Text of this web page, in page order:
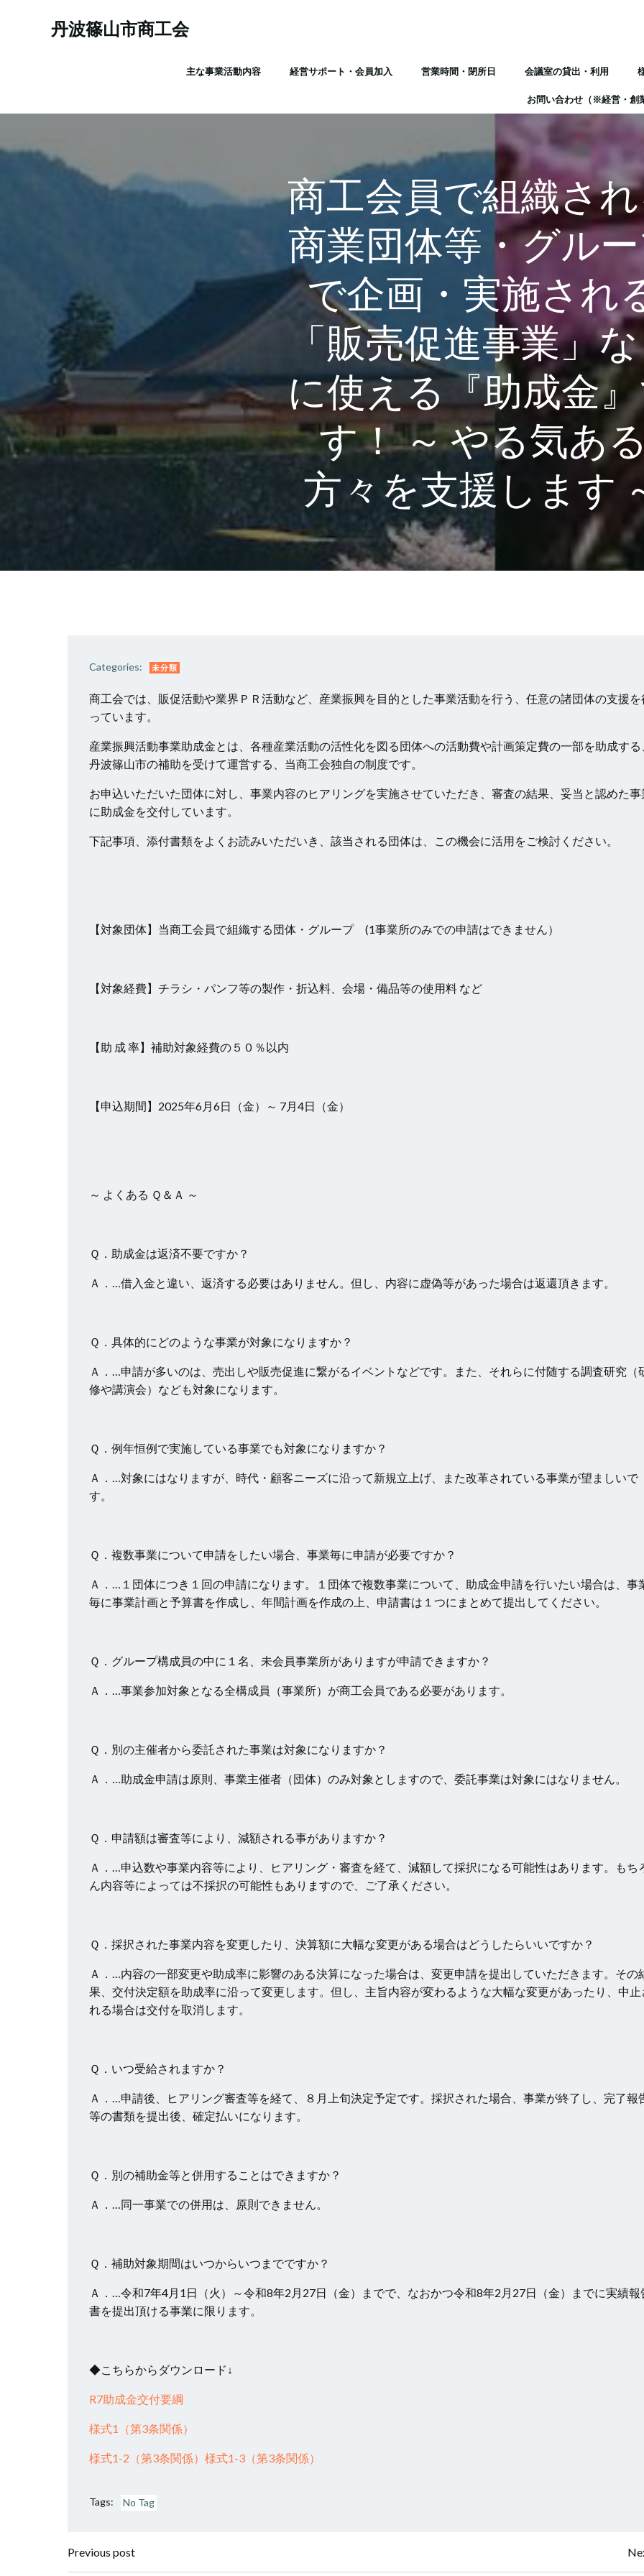
ス
ッ
丹波篠山市商工会
主な事業活動内容 経営サポート・会員加入 営業時間・閉所日 会議室の貸出・利用
お問い合わせ（※経営・創
商工会員で組織さ
商業団体等・グル
で企画・実施され
「販売促進事業」
に使える『助成金
す！ ～ やる気あ
方々を支援します
Categories: 未分類
商工会では、販促活動や業界ＰＲ活動など、産業振興を目的とした事業活動を行う、任意の諸団体の支援を
っています。
産業振興活動事業助成金とは、各種産業活動の活性化を図る団体への活動費や計画策定費の一部を助成する
丹波篠山市の補助を受けて運営する、当商工会独自の制度です。
お申込いただいた団体に対し、事業内容のヒアリングを実施させていただき、審査の結果、妥当と認めた事
に助成金を交付しています。
下記事項、添付書類をよくお読みいただいき、該当される団体は、この機会に活用をご検討ください。
【対象団体】当商工会員で組織する団体・グループ (1事業所のみでの申請はできません）
【対象経費】チラシ・パンフ等の製作・折込料、会場・備品等の使用料 など
【助 成 率】補助対象経費の５０％以内
【申込期間】2025年6月6日（金）～ 7月4日（金）
～ よくある Ｑ＆Ａ ～
Ｑ．助成金は返済不要ですか？
Ａ．…借入金と違い、返済する必要はありません。但し、内容に虚偽等があった場合は返還頂きます。
Ｑ．具体的にどのような事業が対象になりますか？
Ａ．…申請が多いのは、売出しや販売促進に繋がるイベントなどです。また、それらに付随する調査研究（
修や講演会）なども対象になります。
Ｑ．例年恒例で実施している事業でも対象になりますか？
Ａ．…対象にはなりますが、時代・顧客ニーズに沿って新規立上げ、また改革されている事業が望ましいで
す。
Ｑ．複数事業について申請をしたい場合、事業毎に申請が必要ですか？
Ａ．…１団体につき１回の申請になります。１団体で複数事業について、助成金申請を行いたい場合は、事
毎に事業計画と予算書を作成し、年間計画を作成の上、申請書は１つにまとめて提出してください。
Ｑ．グループ構成員の中に１名、未会員事業所がありますが申請できますか？
Ａ．…事業参加対象となる全構成員（事業所）が商工会員である必要があります。
Ｑ．別の主催者から委託された事業は対象になりますか？
Ａ．…助成金申請は原則、事業主催者（団体）のみ対象としますので、委託事業は対象にはなりません。
Ｑ．申請額は審査等により、減額される事がありますか？
Ａ．…申込数や事業内容等により、ヒアリング・審査を経て、減額して採択になる可能性はあります。もち
ん内容等によっては不採択の可能性もありますので、ご了承ください。
Ｑ．採択された事業内容を変更したり、決算額に大幅な変更がある場合はどうしたらいいですか？
Ａ．…内容の一部変更や助成率に影響のある決算になった場合は、変更申請を提出していただきます。その
果、交付決定額を助成率に沿って変更します。但し、主旨内容が変わるような大幅な変更があったり、中止
れる場合は交付を取消します。
Ｑ．いつ受給されますか？
Ａ．…申請後、ヒアリング審査等を経て、８月上旬決定予定です。採択された場合、事業が終了し、完了報
等の書類を提出後、確定払いになります。
Ｑ．別の補助金等と併用することはできますか？
Ａ．…同一事業での併用は、原則できません。
Ｑ．補助対象期間はいつからいつまでですか？
Ａ．…令和7年4月1日（火）～令和8年2月27日（金）までで、なおかつ令和8年2月27日（金）までに実績報
書を提出頂ける事業に限ります。
◆こちらからダウンロード↓
R7助成金交付要綱
様式1（第3条関係）
様式1-2（第3条関係） 様式1-3（第3条関係）
Tags: No Tag
投
Previous post